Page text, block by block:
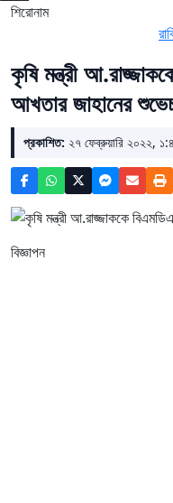
শিরোনাম
কৃষি মন্ত্রী
আখতার জাহানের
প্রকাশিত: ২৭ ফেব্রুয়ারি ২০২২,
বিজ্ঞাপন